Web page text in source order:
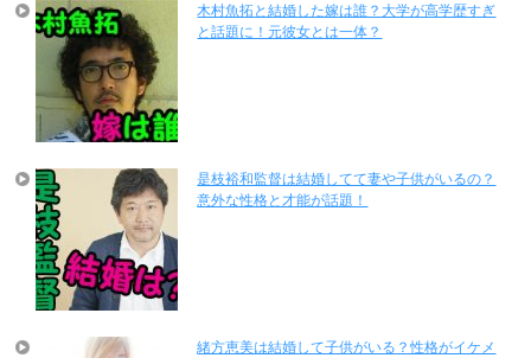
木村魚拓と結婚した嫁は誰？大学が高学歴すぎ
と話題に！元彼女とは一体？
是枝裕和監督は結婚してて妻や子供がいるの？
意外な性格と才能が話題！
緒方恵美は結婚して子供がいる？性格がイケメ